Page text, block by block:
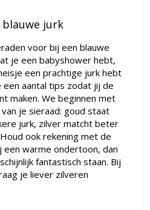
jurk
voor bij een blauwe
je een babyshower hebt,
een prachtige jurk hebt
een aantal tips zodat jij de
maken. We beginnen met
je sieraad: goud staat
jurk, zilver matcht beter
ook rekening met de
een warme ondertoon, dan
fantastisch staan. Bij
je liever zilveren